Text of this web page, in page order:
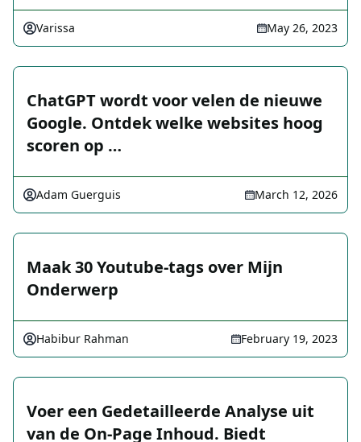
Varissa May 26, 2023
ChatGPT wordt voor velen de nieuwe
Google. Ontdek welke websites hoog
scoren op …
Adam Guerguis March 12, 2026
Maak 30 Youtube-tags over Mijn
Onderwerp
Habibur Rahman February 19, 2023
Voer een Gedetailleerde Analyse uit
van de On-Page Inhoud. Biedt